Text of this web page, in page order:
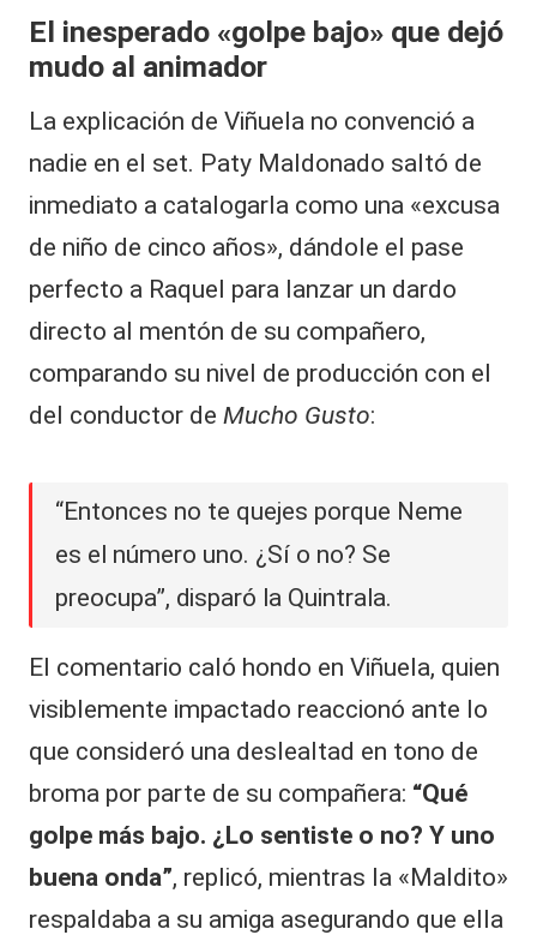
El inesperado «golpe bajo» que dejó
mudo al animador
La explicación de Viñuela no convenció a
nadie en el set. Paty Maldonado saltó de
inmediato a catalogarla como una «excusa
de niño de cinco años», dándole el pase
perfecto a Raquel para lanzar un dardo
directo al mentón de su compañero,
comparando su nivel de producción con el
del conductor de Mucho Gusto:
“Entonces no te quejes porque Neme
es el número uno. ¿Sí o no? Se
preocupa”, disparó la Quintrala.
El comentario caló hondo en Viñuela, quien
visiblemente impactado reaccionó ante lo
que consideró una deslealtad en tono de
broma por parte de su compañera: “Qué
golpe más bajo. ¿Lo sentiste o no? Y uno
buena onda”, replicó, mientras la «Maldito»
respaldaba a su amiga asegurando que ella